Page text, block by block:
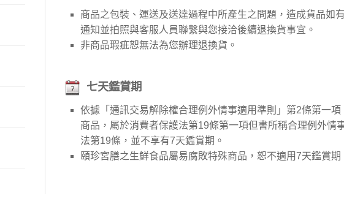
推薦】寶寶、銀髮粥品系列
月子】月子周邊商品
物Oversea】滴雞精、30日坐月子調養套組
商品之包裝、運送及送達過程中所產生之問題，造成貨品如
通知並拍照與客服人員聯繫與您接洽後續退換貨事宜。
非商品瑕疵恕無法為您辦理退換貨。
七天鑑賞期
依據「通訊交易解除權合理例外情事適用準則」第2條第一
商品，屬於消費者保護法第19條第一項但書所稱合理例外
法第19條，並不享有7天鑑賞期。
頤珍宮膳之生鮮食品屬易腐敗特殊商品，恕不適用7天鑑賞期